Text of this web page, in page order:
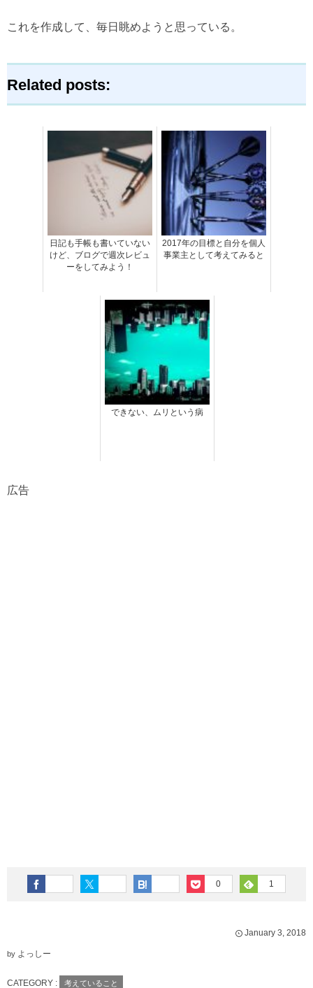
これを作成して、毎日眺めようと思っている。
Related posts:
日記も手帳も書いていない
けど、ブログで週次レビュ
ーをしてみよう！
2017年の目標と自分を個人
事業主として考えてみると
できない、ムリという病
広告
0 1
January 3, 2018
by よっしー
CATEGORY : 考えていること